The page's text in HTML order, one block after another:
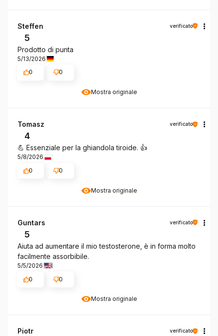
Mostra originale
Steffen verificato
5
Prodotto di punta
5/13/2026
0
0
Mostra originale
Tomasz verificato
4
💪 Essenziale per la ghiandola tiroide. 👍️
5/8/2026
0
0
Mostra originale
Guntars verificato
5
Aiuta ad aumentare il mio testosterone, è in forma molto
facilmente assorbibile.
5/5/2026
0
0
Piotr verificato